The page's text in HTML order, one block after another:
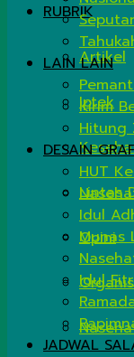
RUBRIK
Artikel
Iptek
Lintas
Opini
LAIN LAIN
Kirim
Hitung
DESAIN
HUT
Idul
Munas
Idul
JADWAL